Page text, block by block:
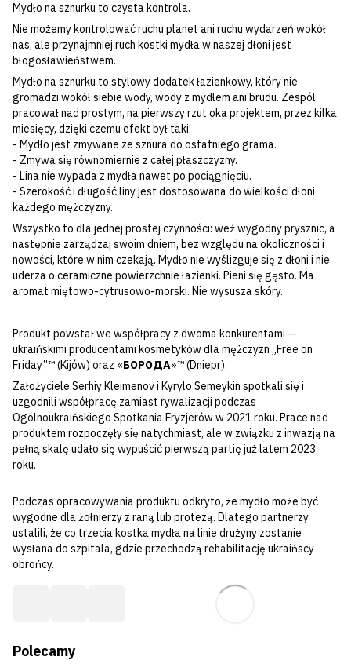
Mydło na sznurku to czysta kontrola.
Nie możemy kontrolować ruchu planet ani ruchu wydarzeń wokół
nas, ale przynajmniej ruch kostki mydła w naszej dłoni jest
błogosławieństwem.
Mydło na sznurku to stylowy dodatek łazienkowy, który nie
gromadzi wokół siebie wody, wody z mydłem ani brudu. Zespół
pracował nad prostym, na pierwszy rzut oka projektem, przez kilka
miesięcy, dzięki czemu efekt był taki:
- Mydło jest zmywane ze sznura do ostatniego grama.
- Zmywa się równomiernie z całej płaszczyzny.
- Lina nie wypada z mydła nawet po pociągnięciu.
- Szerokość i długość liny jest dostosowana do wielkości dłoni
każdego mężczyzny.
Wszystko to dla jednej prostej czynności: weź wygodny prysznic, a
następnie zarządzaj swoim dniem, bez względu na okoliczności i
nowości, które w nim czekają. Mydło nie wyślizguje się z dłoni i nie
uderza o ceramiczne powierzchnie łazienki. Pieni się gęsto. Ma
aromat miętowo-cytrusowo-morski. Nie wysusza skóry.
Produkt powstał we współpracy z dwoma konkurentami —
ukraińskimi producentami kosmetyków dla mężczyzn „Free on
Friday”™ (Kijów) oraz «БОРОДА»™ (Dniepr).
Założyciele Serhiy Kleimenov i Kyrylo Semeykin spotkali się i
uzgodnili współpracę zamiast rywalizacji podczas
Ogólnoukraińskiego Spotkania Fryzjerów w 2021 roku. Prace nad
produktem rozpoczęły się natychmiast, ale w związku z inwazją na
pełną skalę udało się wypuścić pierwszą partię już latem 2023
roku.
Podczas opracowywania produktu odkryto, że mydło może być
wygodne dla żołnierzy z raną lub protezą. Dlatego partnerzy
ustalili, że co trzecia kostka mydła na linie drużyny zostanie
wysłana do szpitala, gdzie przechodzą rehabilitację ukraińscy
obrońcy.
Polecamy